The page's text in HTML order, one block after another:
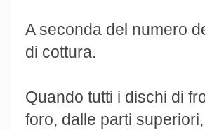
A seconda del numero
di cottura.
Quando tutti i dischi di
foro, dalle parti